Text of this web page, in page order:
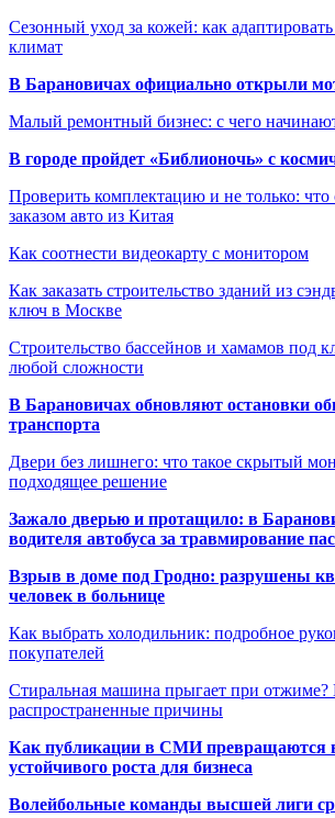
Сезонный уход за кожей: как
климат
В Барановичах официально открыли
Малый ремонтный бизнес: с чего
В городе пройдет «Библионочь» с
Проверить комплектацию и не только: что
заказом авто из Китая
Как соотнести видеокарту с монитором
Как заказать строительство зданий из
ключ в Москве
Строительство бассейнов и хамамов под
любой сложности
В Барановичах обновляют остановки
транспорта
Двери без лишнего: что такое скрытый
подходящее решение
Зажало дверью и протащило: в
водителя автобуса за травмирование
Взрыв в доме под Гродно: разрушены
человек в больнице
Как выбрать холодильник: подробное
покупателей
Стиральная машина прыгает при отжиме?
распространенные причины
Как публикации в СМИ превращаются
устойчивого роста для бизнеса
Волейбольные команды высшей лиги